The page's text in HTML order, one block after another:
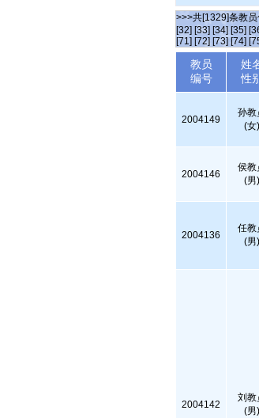
>>>共[1329]条教
[32] [33] [34] [35]
[71] [72] [73] [74]
教员
编号
姓
性
2004149
孙教
(女)
2004146
侯教
(男)
2004136
任教
(男)
2004142
刘教
(男)